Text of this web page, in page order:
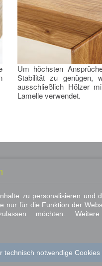
Um höchsten
Stabilität zu genügen,
ausschließlich Hölzer
Lamelle verwendet.
zu personalisieren und
nur für die Funktion der
möchten.
technisch notwendige